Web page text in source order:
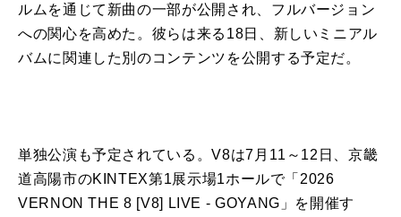
ルムを通じて新曲の一部が公開され、フルバージョン
への関心を高めた。彼らは来る18日、新しいミニアル
バムに関連した別のコンテンツを公開する予定だ。
単独公演も予定されている。V8は7月11～12日、京畿
道高陽市のKINTEX第1展示場1ホールで「2026
VERNON THE 8 [V8] LIVE - GOYANG」を開催す